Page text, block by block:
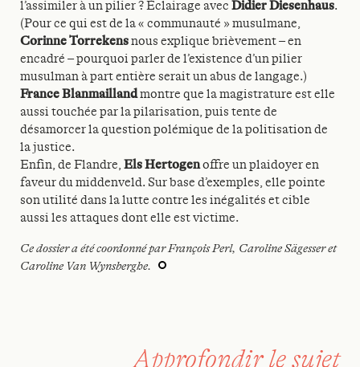
l’assimiler à un pilier ? Éclairage avec Didier Diesenhaus.
(Pour ce qui est de la « communauté » musulmane,
Corinne Torrekensnous explique brièvement – en
encadré – pourquoi parler de l’existence d’un pilier
musulman à part entière serait un abus de langage.)
France Blanmaillandmontre que la magistrature est elle
aussi touchée par la pilarisation, puis tente de
désamorcer la question polémique de la politisation de
la justice.
Enfin, de Flandre, Els Hertogenoffre un plaidoyer en
faveur du middenveld. Sur base d’exemples, elle pointe
son utilité dans la lutte contre les inégalités et cible
aussi les attaques dont elle est victime.
Ce dossier a été coordonné par François Perl, Caroline Sägesser et
Caroline Van Wynsberghe.
Approfondir le sujet